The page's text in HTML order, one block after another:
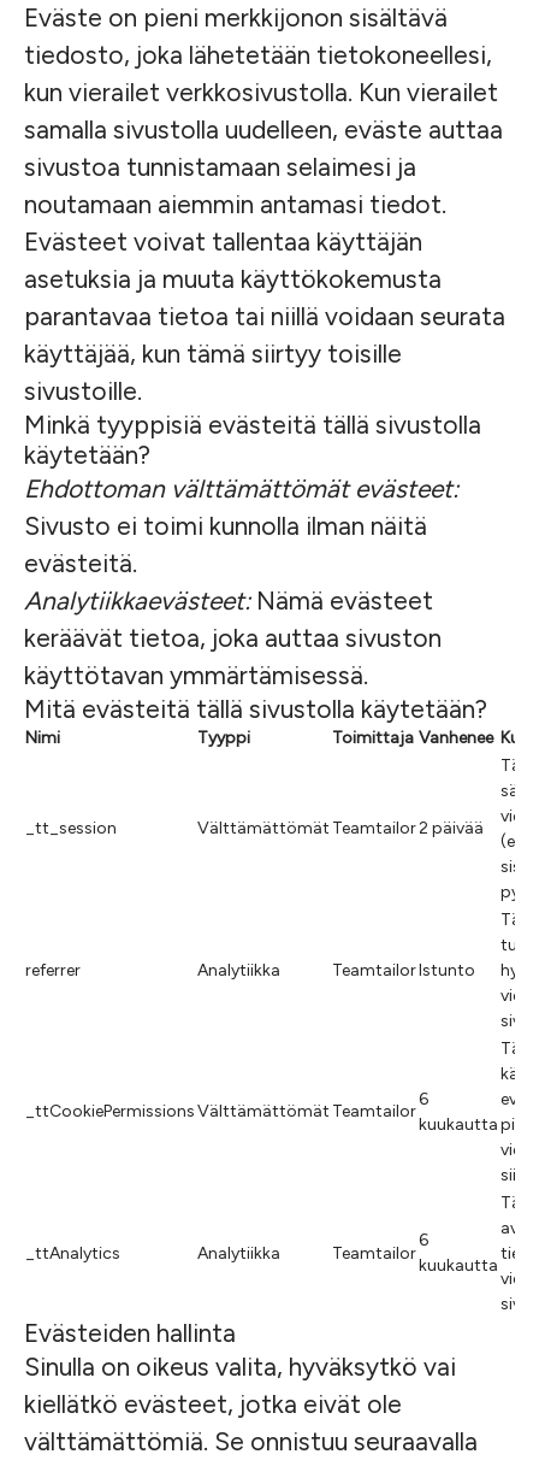
Eväste on pieni merkkijonon sisältävä
tiedosto, joka lähetetään tietokoneellesi,
kun vierailet verkkosivustolla. Kun vierailet
samalla sivustolla uudelleen, eväste auttaa
sivustoa tunnistamaan selaimesi ja
noutamaan aiemmin antamasi tiedot.
Evästeet voivat tallentaa käyttäjän
asetuksia ja muuta käyttökokemusta
parantavaa tietoa tai niillä voidaan seurata
käyttäjää, kun tämä siirtyy toisille
sivustoille.
Minkä tyyppisiä evästeitä tällä sivustolla
käytetään?
Ehdottoman välttämättömät evästeet:
Sivusto ei toimi kunnolla ilman näitä
evästeitä.
Analytiikkaevästeet:Nämä evästeet
keräävät tietoa, joka auttaa sivuston
käyttötavan ymmärtämisessä.
Mitä evästeitä tällä sivustolla käytetään?
Nimi Tyyppi Toimittaja Vanhenee
_tt_session Välttämättömät Teamtailor2 päivää
referrer Analytiikka TeamtailorIstunto
_ttCookiePermissionsVälttämättömät Teamtailor
6
kuukautta
_ttAnalytics Analytiikka Teamtailor
6
kuukautta
Evästeiden hallinta
Sinulla on oikeus valita, hyväksytkö vai
kiellätkö evästeet, jotka eivät ole
välttämättömiä. Se onnistuu seuraavalla